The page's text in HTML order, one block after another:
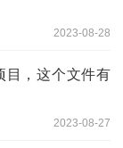
2023-08-28
目，这个文件有
2023-08-27